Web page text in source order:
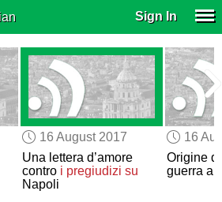
Sign In
16 August 2017
Una lettera d’amore
contro i pregiudizi su
Napoli
16
Origine
guerra